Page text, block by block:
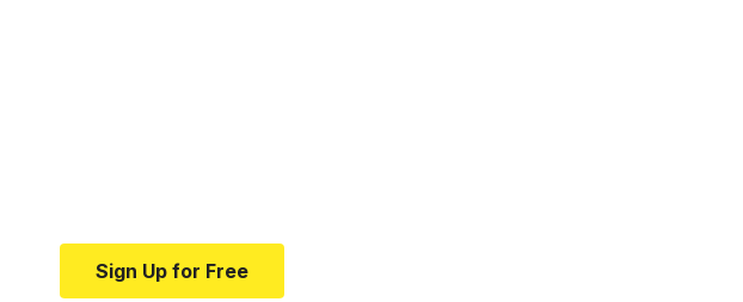
Sign Up for Free